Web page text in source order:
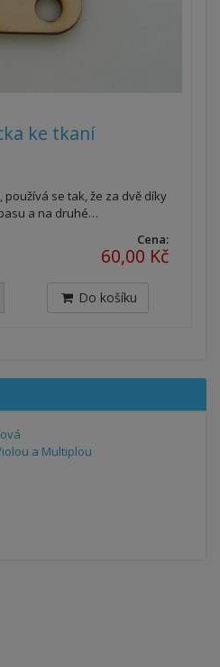
ke tkaní
používá se tak, že za dvě díky
a na druhé…
Cena:
60,00 Kč
Do košíku
a Multiplou